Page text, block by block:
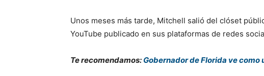
Unos meses más tarde, Mitchell salió del clóset
YouTube publicado en sus plataformas de redes
Te recomendamos: Gobernador de Florida ve